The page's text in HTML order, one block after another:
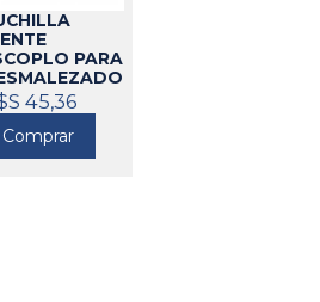
PARA
342086
45,36
Comprar